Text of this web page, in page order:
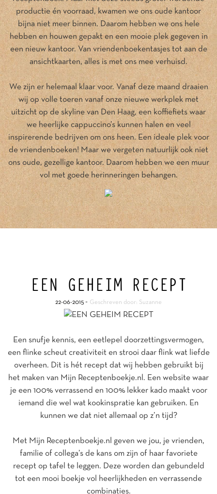
productie én voorraad, kwamen we ons oude kantoor
bijna niet meer binnen. Daarom hebben we ons hele
hebben en houwen gepakt en een mooie plek gegeven in
een nieuw kantoor. Van vriendenboekentasjes tot aan de
ansichtkaarten, alles is met ons mee verhuisd.
We zijn er helemaal klaar voor. Vanaf deze maand draaien
wij op volle toeren vanaf onze nieuwe werkplek met
uitzicht op de skyline van Den Haag, een koffiefiets waar
we heerlijke cappuccino’s kunnen halen en veel
inspirerende bedrijven om ons heen. Een ideale plek voor
de vriendenboeken! Maar we vergeten natuurlijk ook niet
ons oude, gezellige kantoor. Daarom hebben we een muur
vol met goede herinneringen behangen.
EEN GEHEIM RECEPT
22-06-2015 - Geschreven door: Suzanne
Een snufje kennis, een eetlepel doorzettingsvermogen,
een flinke scheut creativiteit en strooi daar flink wat liefde
overheen. Dit is hét recept dat wij hebben gebruikt bij
het maken van Mijn Receptenboekje.nl. Een website waar
je een 100% verrassend en 100% lekker kado maakt voor
iemand die wel wat kookinspratie kan gebruiken. En
kunnen we dat niet allemaal op z’n tijd?
Met Mijn Receptenboekje.nl geven we jou, je vrienden,
familie of collega’s de kans om zijn of haar favoriete
recept op tafel te leggen. Deze worden dan gebundeld
tot een mooi boekje vol heerlijkheden en verrassende
combinaties.